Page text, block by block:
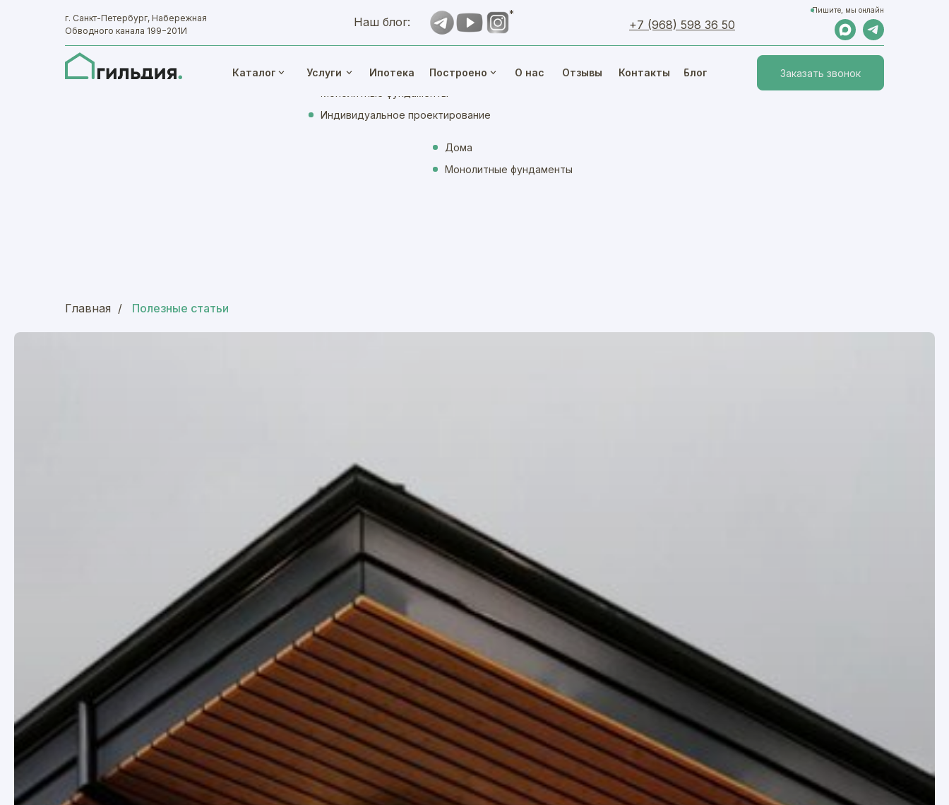
Заказать звонок
+7 (968) 598 36 50
г. Санкт-Петербург, Набережная
Обводного канала 199−201И
Блог
Контакты
Отзывы
О нас
Построено
Ипотека
Услуги
Каталог
Пишите, мы онлайн
Наш блог:
*
Частные дома
Индивидуальное проектирование
Дома
Монолитные фундаменты
Главная / Полезные статьи